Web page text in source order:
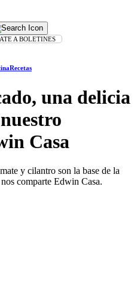
A BOLETINES
Recetas
una delicia
Casa
y cilantro son la base de la
comparte Edwin Casa.